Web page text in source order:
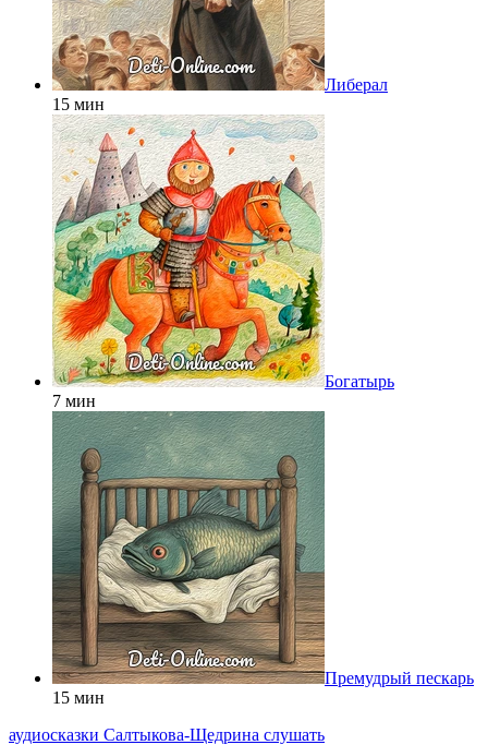
Либерал
15 мин
Богатырь
7 мин
Премудрый пескарь
15 мин
аудиосказки Салтыкова-Щедрина слушать